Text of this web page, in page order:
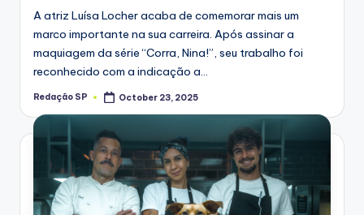
A atriz Luísa Locher acaba de comemorar mais um
marco importante na sua carreira. Após assinar a
maquiagem da série “Corra, Nina!”, seu trabalho foi
reconhecido com a indicação a…
Posted
Redação SP October 23, 2025